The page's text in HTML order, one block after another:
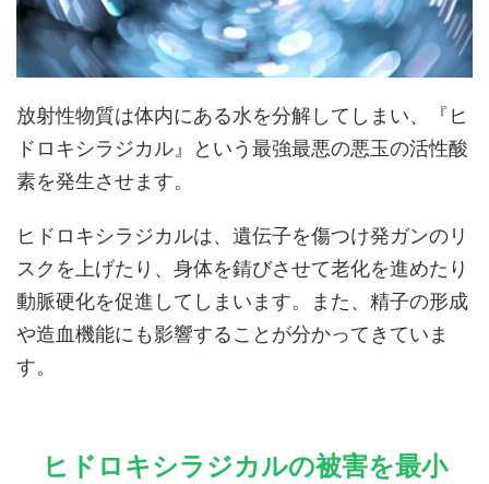
放射性物質は体内にある水を分解してしまい、『 ヒ
ドロキシラジカル 』という最強最悪の悪玉の活性酸
素を発生させます。
ヒドロキシラジカルは、遺伝子を傷つけ発ガンのリ
スクを上げたり、身体を錆びさせて老化を進めたり
動脈硬化を促進 してしまいます。また、精子の形成
や造血機能にも影響することが分かってきていま
す。
ヒドロキシラジカルの被害を最小